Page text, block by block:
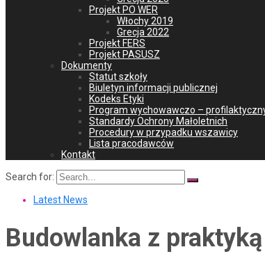
Projekt PO WER
Włochy 2019
Grecja 2022
Projekt FERS
Projekt PASUSZ
Dokumenty
Statut szkoły
Biuletyn informacji publicznej
Kodeks Etyki
Program wychowawczo –
Standardy Ochrony Małoletnich
Procedury w przypadku wszawicy
Lista pracodawców
Kontakt
Search for:
Latest News
Budowlanka z